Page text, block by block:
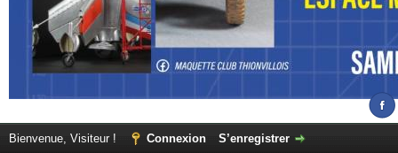
Bienvenue, Visiteur ! Connexion S’enregistrer